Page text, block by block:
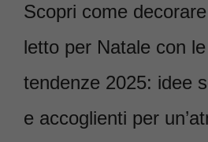
Scopri come
letto per Natale con
tendenze 2025: idee
e accoglienti per